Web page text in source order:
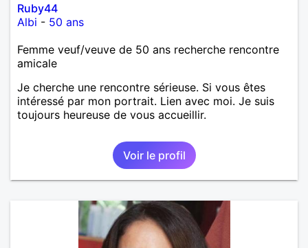
Ruby44
Albi - 50 ans
Femme veuf/veuve de 50 ans recherche rencontre
amicale
Je cherche une rencontre sérieuse. Si vous êtes
intéressé par mon portrait. Lien avec moi. Je suis
toujours heureuse de vous accueillir.
Voir le profil